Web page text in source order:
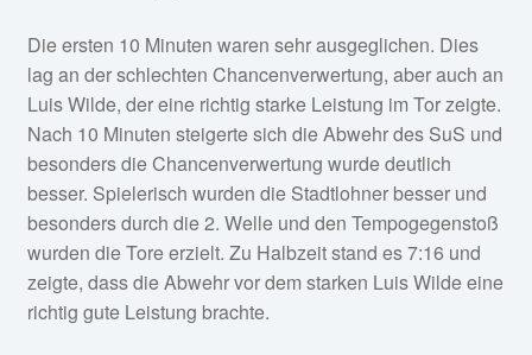
Die ersten 10 Minuten waren sehr ausgeglichen. Dies
lag an der schlechten Chancenverwertung, aber auch an
Luis Wilde, der eine richtig starke Leistung im Tor zeigte.
Nach 10 Minuten steigerte sich die Abwehr des SuS und
besonders die Chancenverwertung wurde deutlich
besser. Spielerisch wurden die Stadtlohner besser und
besonders durch die 2. Welle und den Tempogegenstoß
wurden die Tore erzielt. Zu Halbzeit stand es 7:16 und
zeigte, dass die Abwehr vor dem starken Luis Wilde eine
richtig gute Leistung brachte.